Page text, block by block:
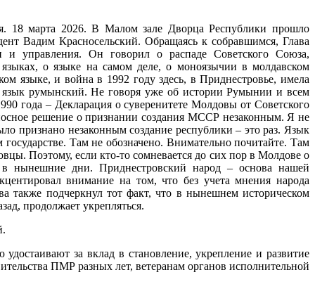
18 марта 2026. В Малом зале Дворца Республики прошло
Вадим Красносельский. Обращаясь к собравшимся, Глава
и управления. Он говорил о распаде Советского Союза,
о языке на самом деле, о моноязычии в молдавском
языке, и война в 1992 году здесь, в Приднестровье, имела
язык румынский. Не говоря уже об истории Румынии и всем
года – Декларация о суверенитете Молдовы от Советского
решение о признании создания МССР незаконным. Я не
признано незаконным создание республики – это раз. Язык
Там не обозначено. Внимательно почитайте. Там
Поэтому, если кто-то сомневается до сих пор в Молдове о
в нынешние дни. Приднестровский народ – основа нашей
внимание на том, что без учета мнения народа
также подчеркнул тот факт, что в нынешнем историческом
продолжает укрепляться.
за вклад в становление, укрепление и развитие
ПМР разных лет, ветеранам органов исполнительной